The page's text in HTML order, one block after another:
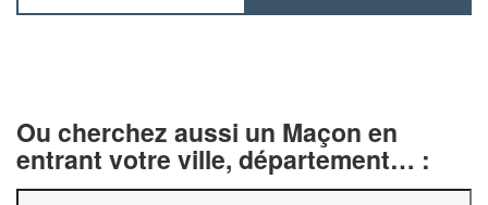
Ou cherchez aussi un Maçon en
entrant votre ville, département… :